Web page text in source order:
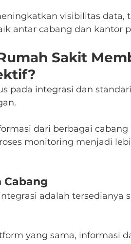
visibilitas data,
antar cabang dan kantor
Sakit
pada integrasi dan
dari berbagai cabang
monitoring menjadi
Cabang
adalah tersedianya
yang sama, informasi